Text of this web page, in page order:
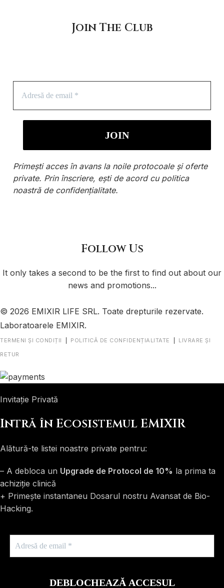
Join The Club
Primești acces în avans la noile protocoale și oferte
private. Prin înscriere, ești de acord cu politica
noastră de confidențialitate.
Follow Us
It only takes a second to be the first to find out about our
news and promotions...
© 2026 EMIXIR LIFE SRL. Toate drepturile rezervate.
Laboratoarele EMIXIR.
TERMENI ȘI CONDIȚII POLITICĂ DE CONFIDENȚIALITATE
LIVRARE ȘI
RETUR
Invitație Privată
Intră în Ecosistemul EMIXIR
Alătură-te listei noastre private pentru:
– A debloca un Upgrade de Protocol de 10% la prima ta
achiziție clinică
+ Primește instantaneu Dosarul nostru Avansat de Bio-
Hacking.